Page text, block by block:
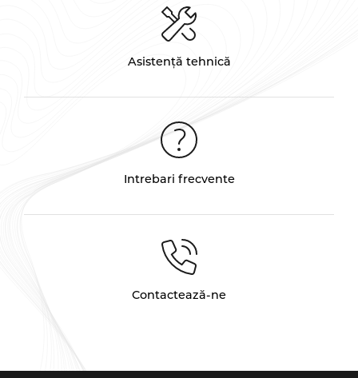
Asistență tehnică
Intrebari frecvente
Contactează-ne